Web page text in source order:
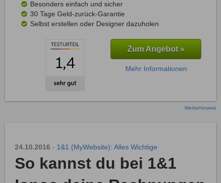
Besonders einfach und sicher
30 Tage Geld-zurück-Garantie
Selbst erstellen oder Designer dazuholen
Zum Angebot »
Mehr Informationen
Werbehinweis
24.10.2016 - 1&1 (MyWebsite): Alles Wichtige
So kannst du bei 1&1